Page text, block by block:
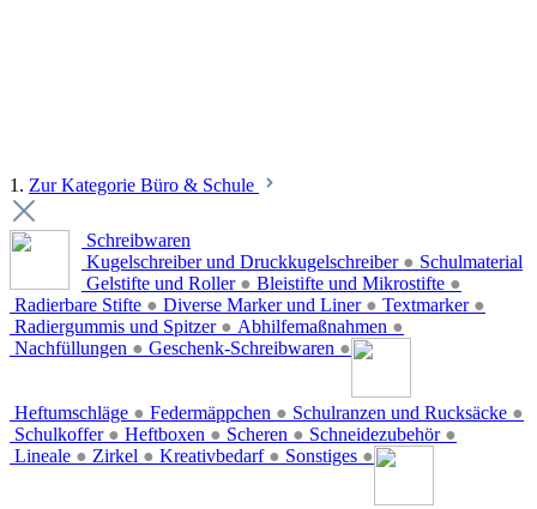
1. Zur Kategorie Büro & Schule
Schreibwaren
Kugelschreiber und Druckkugelschreiber ●
Gelstifte und Roller ● Bleistifte und Mikrostifte ●
Radierbare Stifte ● Diverse Marker und Liner ● Textmarker ●
Radiergummis und Spitzer ● Abhilfemaßnahmen ●
Nachfüllungen ● Geschenk-Schreibwaren ●
Schulmaterial
Heftumschläge ● Federmäppchen ● Schulranzen und Rucksäcke ●
Schulkoffer ● Heftboxen ● Scheren ● Schneidezubehör ●
Lineale ● Zirkel ● Kreativbedarf ● Sonstiges ●